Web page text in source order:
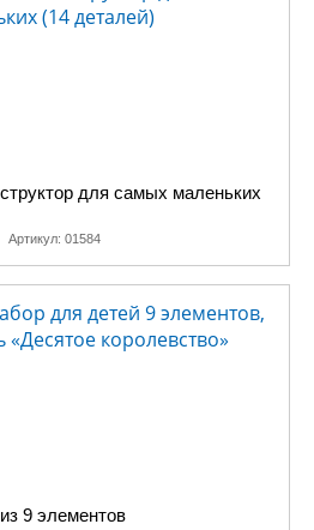
для самых маленьких
Артикул: 01584
9 элементов